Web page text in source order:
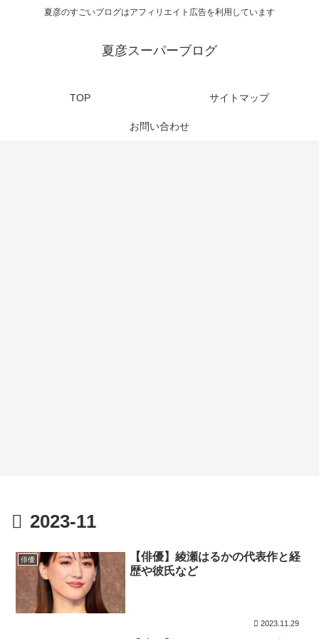
夏彦のすごいブログはアフィリエイト広告を利用しています
夏彦スーパーブログ
TOP サイトマップ
お問い合わせ
2023-11
俳優
【俳優】綾瀬はるかの代表作と経
歴や彼氏など
2023.11.29